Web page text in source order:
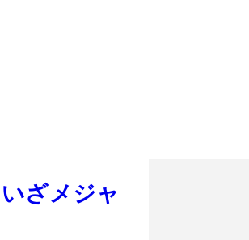
ざメジャ